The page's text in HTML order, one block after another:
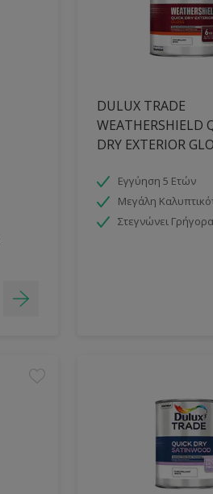
DULUX TRADE
WEATHERSHIELD
DRY EXTERIOR
Εγγύηση 5 Ετών
Μεγάλη
Στεγνώνει Γρήγορα